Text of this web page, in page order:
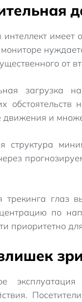
интеллект
от
загрузка
обстоятельств
и
структура
трекинга глаз
по
приоритетно